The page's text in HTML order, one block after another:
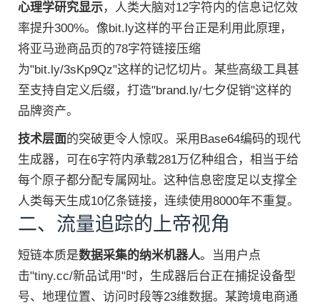
心理学研究显示，人类大脑对12字符内的信息记忆效
率提升300%。像bit.ly这样的平台正是利用此原理，
将亚马逊商品页的78字符链接压缩
为"bit.ly/3sKp9Qz"这样的记忆切片。某些高级工具甚
至支持自定义后缀，打造"brand.ly/七夕促销"这样的
品牌资产。
技术层面的突破更令人惊叹。采用Base64编码的现代
生成器，可在6字符内承载281万亿种组合，相当于给
每个原子都分配专属网址。这种信息密度足以支撑全
人类每天生成10亿条链接，连续使用8000年不重复。
二、流量追踪的上帝视角
短链本质是数据采集的纳米机器人。当用户点
击"tiny.cc/新品试用"时，生成器后台正在捕捉设备型
号、地理位置、访问时段等23维数据。某跨境电商通